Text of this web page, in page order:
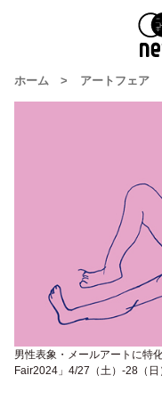
ホーム > アートフェア
男性表象・メールアートに特
Fair2024」4/27（土）-28（日